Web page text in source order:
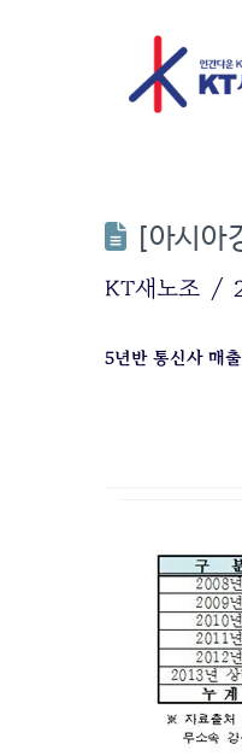
[아시아
KT새노조
5년반 통신사 매